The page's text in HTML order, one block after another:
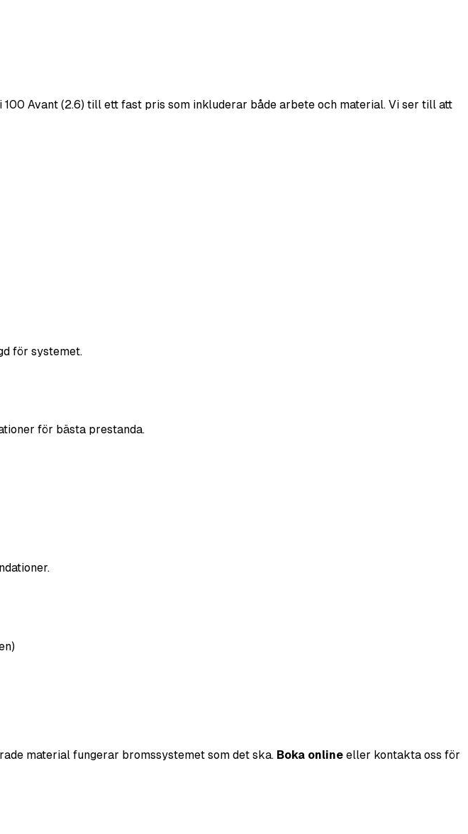
Avant (2.6) till ett fast pris som inkluderar både arbete och material. Vi ser till att
för systemet.
för bästa prestanda.
material fungerar bromssystemet som det ska. Boka online eller kontakta oss för